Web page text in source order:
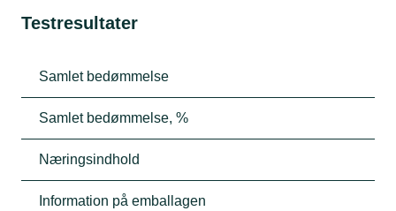
Testresultater
Samlet bedømmelse
Samlet bedømmelse, %
Næringsindhold
Information på emballagen